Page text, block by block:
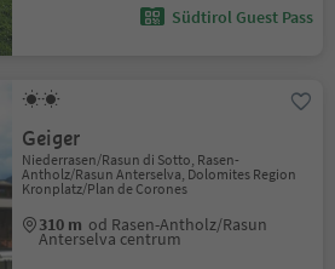
Südtirol Guest Pass
Geiger
Niederrasen/Rasun di Sotto, Rasen-
Antholz/Rasun Anterselva, Dolomites Region
Kronplatz/Plan de Corones
310 m od Rasen-Antholz/Rasun
Anterselva centrum